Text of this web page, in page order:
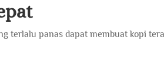
terlalu panas dapat membuat kopi